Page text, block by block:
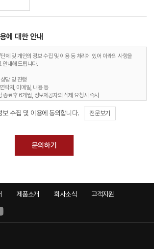
에 대한 안내
체 및 개인의 정보 수집 및 이용 등 처리에 있어 아래의 사항을
안내해 드립니다.
담 및 진행
락처, 이메일, 내용 등
종료후 6개월, 정보제공자의 삭제 요청시 즉시
보 수집 및 이용에 동의합니다. 전문보기
제품소개 회사소식 고객지원